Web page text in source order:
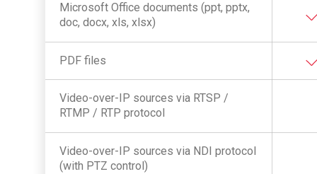
Microsoft Office documents (ppt, pptx,
doc, docx, xls, xlsx)
PDF files
Video-over-IP sources via RTSP /
RTMP / RTP protocol
Video-over-IP sources via NDI protocol
(with PTZ control)